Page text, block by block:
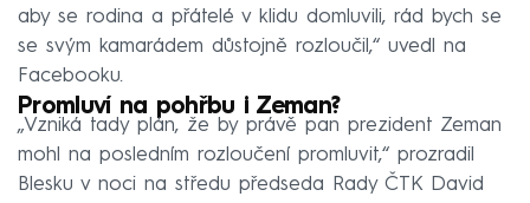
aby se rodina a přátelé v klidu domluvili, rád bych se
se svým kamarádem důstojně rozloučil,“ uvedl na
Facebooku.
Promluví na pohřbu i Zeman?
„Vzniká tady plán, že by právě pan prezident Zeman
mohl na posledním rozloučení promluvit,“ prozradil
Blesku v noci na středu předseda Rady ČTK David